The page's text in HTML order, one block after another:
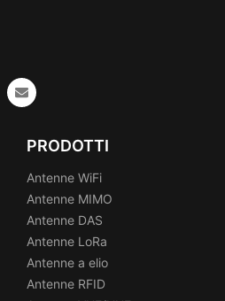
PRODOTTI
Antenne WiFi
Antenne MIMO
Antenne DAS
Antenne LoRa
Antenne a elio
Antenne RFID